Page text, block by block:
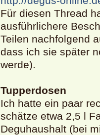
Für diesen Thread
ausführlichere
Teilen nachfolgend
dass ich sie später
werde).
Tupperdosen
Ich hatte ein paar
schätze etwa 2,5 l
Deguhaushalt (bei